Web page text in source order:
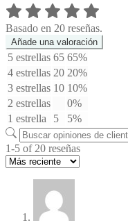
Basado en 20 reseñas.
Añade una valoración
5 estrellas 65 65%
4 estrellas 20 20%
3 estrellas 10 10%
2 estrellas
0%
1 estrella
5 5%
1-5 of 20 reseñas